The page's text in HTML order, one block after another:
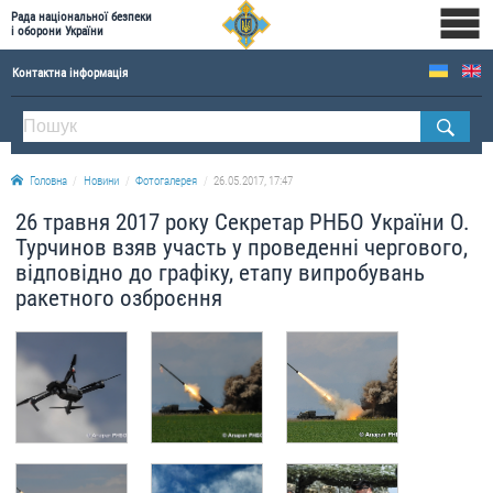
Рада національної безпеки
і оборони України
Контактна інформація
ПРО РНБОУ
Склад Ради національної безпеки і оборони України
Апарат Ради національної безпеки і оборони України
Правова основа діяльності Ради національної безпеки і оборони України
Історична довідка про діяльність Ради національної безпеки і оборони України
ОФІЦІЙНІ ДОКУМЕНТИ
Новини
Drone Deals
Головна Новини Фотогалерея 26.05.2017, 17:47
26 травня 2017 року Секретар РНБО України О.
Турчинов взяв участь у проведенні чергового,
відповідно до графіку, етапу випробувань
ракетного озброєння